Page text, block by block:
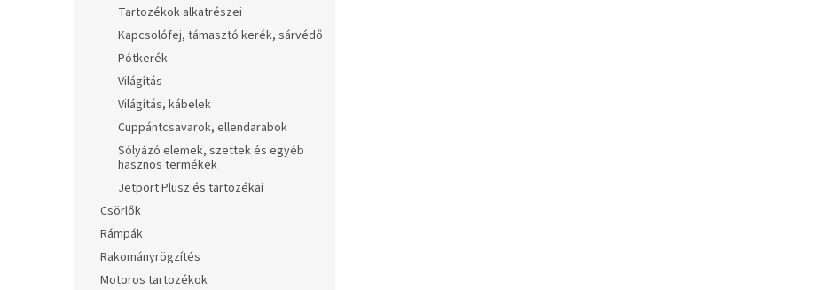
Tartozékok alkatrészei
Kapcsolófej, támasztó kerék, sárvédő
Pótkerék
Világítás
Világítás, kábelek
Cuppántcsavarok, ellendarabok
Sólyázó elemek, szettek és egyéb
hasznos termékek
Jetport Plusz és tartozékai
Csörlők
Rámpák
Rakományrögzítés
Motoros tartozékok